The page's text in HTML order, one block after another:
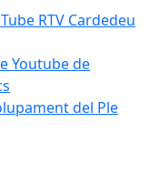
RTV Cardedeu
Youtube de
del Ple